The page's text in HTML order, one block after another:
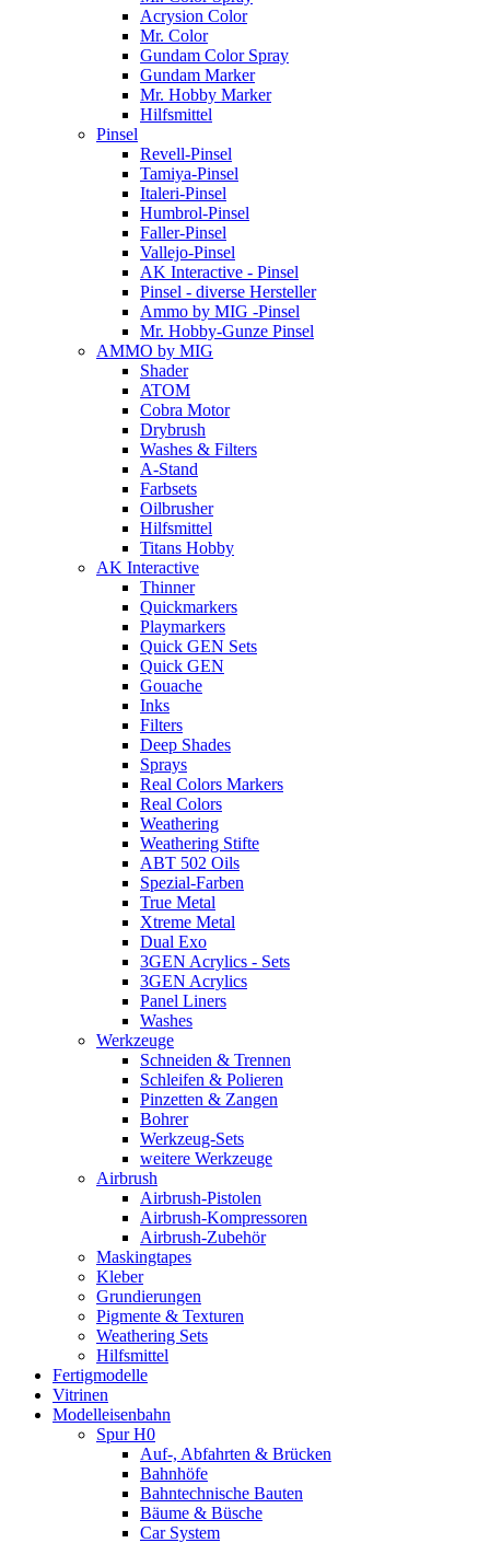
Acrysion Color
Mr. Color
Gundam Color Spray
Gundam Marker
Mr. Hobby Marker
Hilfsmittel
Pinsel
Revell-Pinsel
Tamiya-Pinsel
Italeri-Pinsel
Humbrol-Pinsel
Faller-Pinsel
Vallejo-Pinsel
AK Interactive - Pinsel
Pinsel - diverse Hersteller
Ammo by MIG -Pinsel
Mr. Hobby-Gunze Pinsel
AMMO by MIG
Shader
ATOM
Cobra Motor
Drybrush
Washes & Filters
A-Stand
Farbsets
Oilbrusher
Hilfsmittel
Titans Hobby
AK Interactive
Thinner
Quickmarkers
Playmarkers
Quick GEN Sets
Quick GEN
Gouache
Inks
Filters
Deep Shades
Sprays
Real Colors Markers
Real Colors
Weathering
Weathering Stifte
ABT 502 Oils
Spezial-Farben
True Metal
Xtreme Metal
Dual Exo
3GEN Acrylics - Sets
3GEN Acrylics
Panel Liners
Washes
Werkzeuge
Schneiden & Trennen
Schleifen & Polieren
Pinzetten & Zangen
Bohrer
Werkzeug-Sets
weitere Werkzeuge
Airbrush
Airbrush-Pistolen
Airbrush-Kompressoren
Airbrush-Zubehör
Maskingtapes
Kleber
Grundierungen
Pigmente & Texturen
Weathering Sets
Hilfsmittel
Fertigmodelle
Vitrinen
Modelleisenbahn
Spur H0
Auf-, Abfahrten & Brücken
Bahnhöfe
Bahntechnische Bauten
Bäume & Büsche
Car System